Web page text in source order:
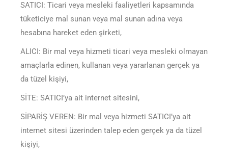
SATICI: Ticari veya mesleki faaliyetleri kapsamında
tüketiciye mal sunan veya mal sunan adına veya
hesabına hareket eden şirketi,
ALICI: Bir mal veya hizmeti ticari veya mesleki olmayan
amaçlarla edinen, kullanan veya yararlanan gerçek ya
da tüzel kişiyi,
SİTE: SATICI’ya ait internet sitesini,
SİPARİŞ VEREN: Bir mal veya hizmeti SATICI’ya ait
internet sitesi üzerinden talep eden gerçek ya da tüzel
kişiyi,